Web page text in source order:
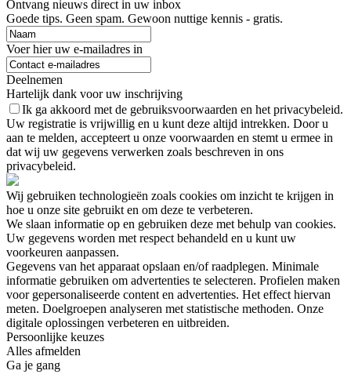
Ontvang nieuws direct in uw inbox
Goede tips. Geen spam. Gewoon nuttige kennis - gratis.
Voer hier uw e-mailadres in
Deelnemen
Hartelijk dank voor uw inschrijving
Ik ga akkoord met de gebruiksvoorwaarden en het privacybeleid.
Uw registratie is vrijwillig en u kunt deze altijd intrekken. Door u
aan te melden, accepteert u onze voorwaarden en stemt u ermee in
dat wij uw gegevens verwerken zoals beschreven in ons
privacybeleid.
Wij gebruiken technologieën zoals cookies om inzicht te krijgen in
hoe u onze site gebruikt en om deze te verbeteren.
We slaan informatie op en gebruiken deze met behulp van cookies.
Uw gegevens worden met respect behandeld en u kunt uw
voorkeuren aanpassen.
Gegevens van het apparaat opslaan en/of raadplegen. Minimale
informatie gebruiken om advertenties te selecteren. Profielen maken
voor gepersonaliseerde content en advertenties. Het effect hiervan
meten. Doelgroepen analyseren met statistische methoden. Onze
digitale oplossingen verbeteren en uitbreiden.
Persoonlijke keuzes
Alles afmelden
Ga je gang